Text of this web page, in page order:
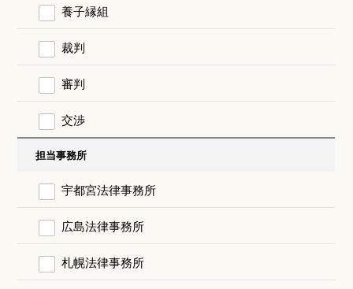
養子縁組
裁判
審判
交渉
担当事務所
宇都宮法律事務所
広島法律事務所
札幌法律事務所